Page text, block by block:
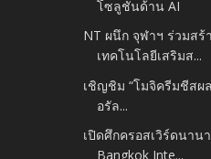
โซลูชันด้าน AI
NT ผนึก จุฬาฯ ร่วมสร้
เทคโนโลยีเสริมส...
เชิญชิม “โมจิครีมชีสผ
อรัล...
เปิดศึกครอสเวิร์ดนาน
Bangkok Inte...